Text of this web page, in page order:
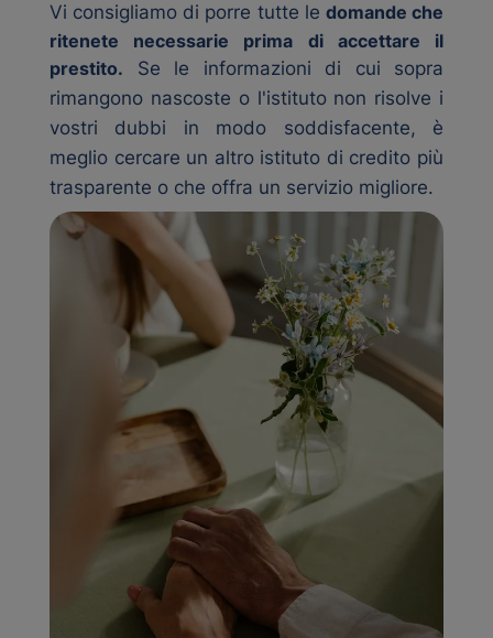
Vi consigliamo di porre tutte le domande che
ritenete necessarie prima di accettare il
prestito. Se le informazioni di cui sopra
rimangono nascoste o l'istituto non risolve i
vostri dubbi in modo soddisfacente, è
meglio cercare un altro istituto di credito più
trasparente o che offra un servizio migliore.